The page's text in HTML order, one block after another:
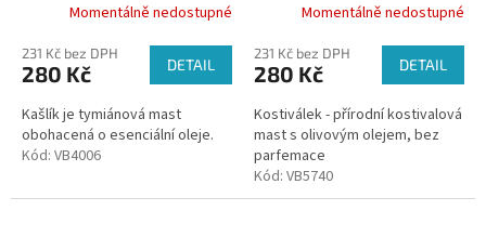
Momentálně nedostupné
231 Kč bez DPH
280 Kč DETAIL
Kašlík je tymiánová mast
obohacená o esenciální oleje.
Kód: VB4006
Momentálně nedostupné
231 Kč bez DPH
280 Kč DETAIL
Kostiválek - přírodní kostivalová
mast s olivovým olejem, bez
parfemace
Kód: VB5740